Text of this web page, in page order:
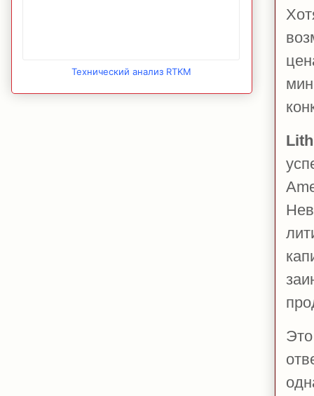
Технический анализ RTKM